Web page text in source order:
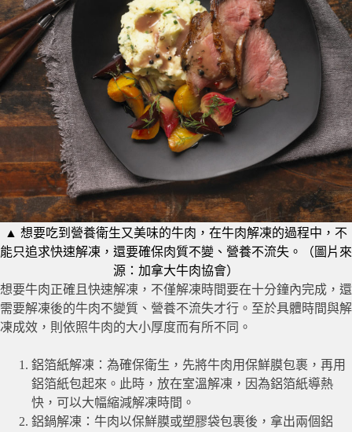
▲ 想要吃到營養衛生又美味的牛肉，在牛肉解凍的過程中，不
能只追求快速解凍，還要確保肉質不變、營養不流失。（圖片來
源：加拿大牛肉協會）
想要牛肉正確且快速解凍，不僅解凍時間要在十分鐘內完成，還
需要解凍後的牛肉不變質、營養不流失才行。至於具體時間與解
凍成效，則依照牛肉的大小厚度而有所不同。
鋁箔紙解凍：為確保衛生，先將牛肉用保鮮膜包裹，再用
鋁箔紙包起來。此時，放在室溫解凍，因為鋁箔紙導熱
快，可以大幅縮減解凍時間。
鋁鍋解凍：牛肉以保鮮膜或塑膠袋包裹後，拿出兩個鋁